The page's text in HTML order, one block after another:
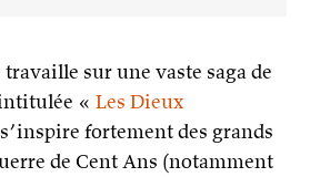
sur une vaste saga de
« Les Dieux
fortement des grands
de Cent Ans (notamment